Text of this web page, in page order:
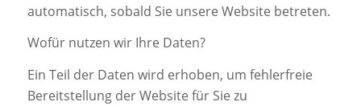
automatisch, sobald Sie unsere Website betreten.
Wofür nutzen wir Ihre Daten?
Ein Teil der Daten wird erhoben, um fehlerfreie
Bereitstellung der Website für Sie zu